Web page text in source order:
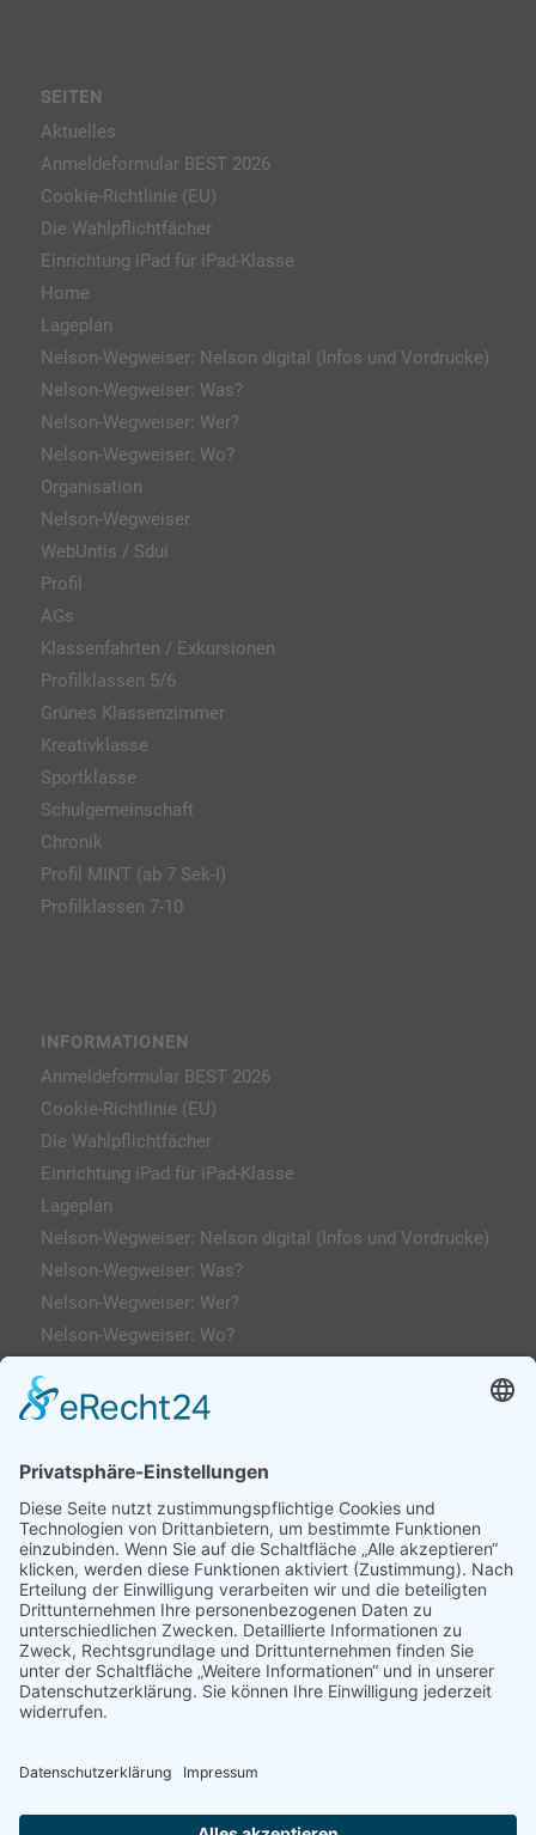
SEITEN
Aktuelles
Anmeldeformular BEST 2026
Cookie-Richtlinie (EU)
Die Wahlpflichtfächer
Einrichtung iPad für iPad-Klasse
Home
Lageplan
Nelson-Wegweiser: Nelson digital (Infos und Vordrucke)
Nelson-Wegweiser: Was?
Nelson-Wegweiser: Wer?
Nelson-Wegweiser: Wo?
Organisation
Nelson-Wegweiser
WebUntis / Sdui
Profil
AGs
Klassenfahrten / Exkursionen
Profilklassen 5/6
Grünes Klassenzimmer
Kreativklasse
Sportklasse
Schulgemeinschaft
Chronik
Profil MINT (ab 7 Sek-I)
Profilklassen 7-10
INFORMATIONEN
Anmeldeformular BEST 2026
Cookie-Richtlinie (EU)
Die Wahlpflichtfächer
Einrichtung iPad für iPad-Klasse
Lageplan
Nelson-Wegweiser: Nelson digital (Infos und Vordrucke)
Nelson-Wegweiser: Was?
Nelson-Wegweiser: Wer?
Nelson-Wegweiser: Wo?
Impressum
AGs
Klassenfahrten / Exkursionen
Profilklassen 5/6
Formulare & Downloads
Nelson-Wegweiser
WebUntis / Sdui
Grünes Klassenzimmer
Kreativklasse
Sportklasse
Profilklassen 7-10
Chronik